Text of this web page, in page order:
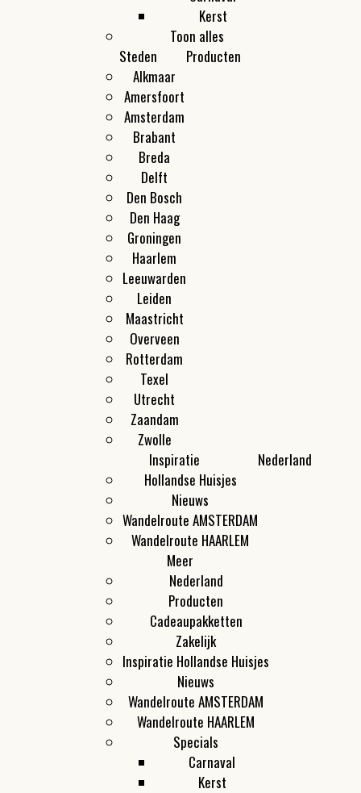
Kerst
Toon alles
Steden
Alkmaar
Amersfoort
Amsterdam
Brabant
Breda
Delft
Den Bosch
Den Haag
Groningen
Haarlem
Leeuwarden
Leiden
Maastricht
Overveen
Rotterdam
Texel
Utrecht
Zaandam
Zwolle
Producten
Inspiratie
Hollandse Huisjes
Nieuws
Wandelroute AMSTERDAM
Wandelroute HAARLEM
Nederland
Meer
Nederland
Producten
Cadeaupakketten
Zakelijk
Inspiratie Hollandse Huisjes
Nieuws
Wandelroute AMSTERDAM
Wandelroute HAARLEM
Specials
Carnaval
Kerst